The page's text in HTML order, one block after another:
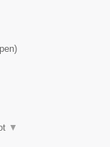
)
▼